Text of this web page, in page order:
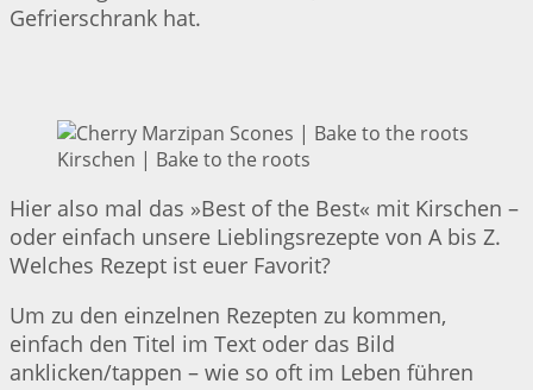
Gefrierschrank hat.
Kirschen | Bake to the roots
Hier also mal das »Best of the Best« mit Kirschen –
oder einfach unsere Lieblingsrezepte von A bis Z.
Welches Rezept ist euer Favorit?
Um zu den einzelnen Rezepten zu kommen,
einfach den Titel im Text oder das Bild
anklicken/tappen – wie so oft im Leben führen